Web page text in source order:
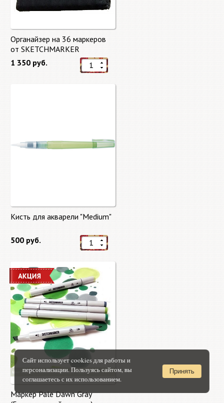
Органайзер на 36 маркеров
от SKETCHMARKER
1 350 руб.
Кисть для акварели "Medium"
500 руб.
Маркер Pale Dawn Gray
Сайт использует cookies для работы и
персонализации. Пользуясь сайтом, вы
соглашаетесь с их использованием.
Принять